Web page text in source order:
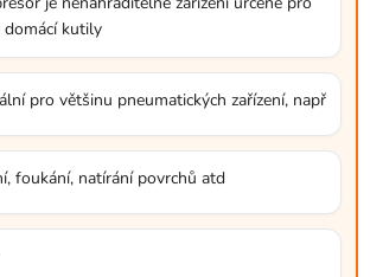
kutily
pro většinu pneumatických zařízení, např
foukání, natírání povrchů atd